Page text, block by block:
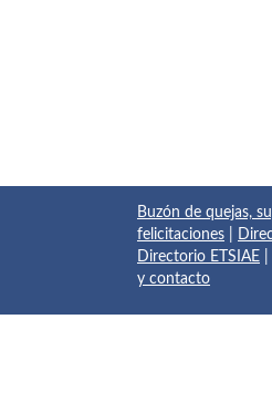
Buzón de quejas,
felicitaciones
Directorio ETSIAE
y contacto